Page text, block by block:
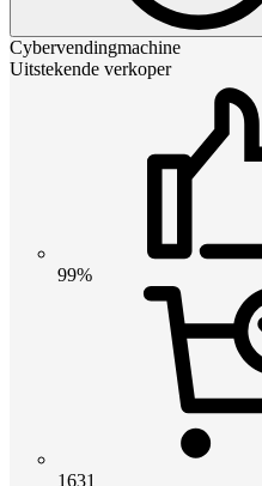
Cybervendingmachine
Uitstekende verkoper
99%
1631